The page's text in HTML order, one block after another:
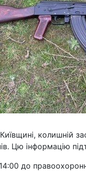
колишній
Цю інформацію
до